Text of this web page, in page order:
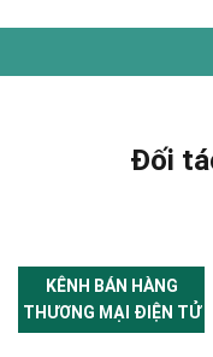
Đối
KÊNH BÁN HÀNG
THƯƠNG MẠI ĐIỆN TỬ